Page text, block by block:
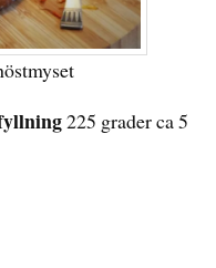
225 grader ca 5